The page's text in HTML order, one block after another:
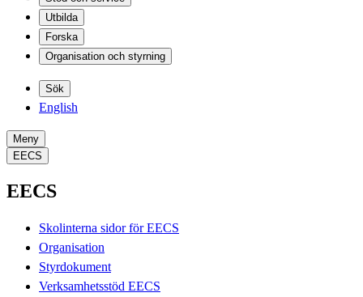
Utbilda
Forska
Organisation och styrning
Sök
English
Meny
EECS
EECS
Skolinterna sidor för EECS
Organisation
Styrdokument
Verksamhetsstöd EECS